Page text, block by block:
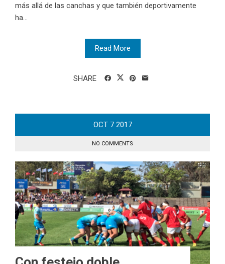
más allá de las canchas y que también deportivamente
ha...
Read More
SHARE
OCT 7 2017
NO COMMENTS